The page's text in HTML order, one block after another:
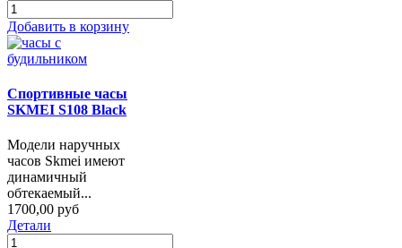
Добавить в корзину
Спортивные часы
SKMEI S108 Black
Модели наручных
часов Skmei имеют
динамичный
обтекаемый...
1700,00 руб
Детали